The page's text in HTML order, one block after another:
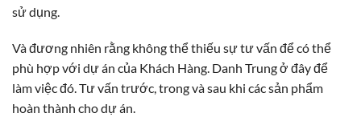
sử dụng.
Và đương nhiên rằng không thể thiếu sự tư vấn để có thể
phù hợp với dự án của Khách Hàng. Danh Trung ở đây để
làm việc đó. Tư vấn trước, trong và sau khi các sản phẩm
hoàn thành cho dự án.